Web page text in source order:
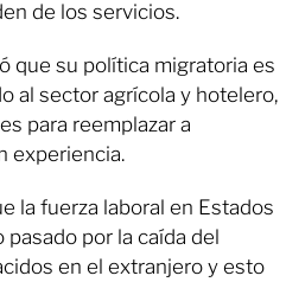
de los servicios.
que su política migratoria es
al sector agrícola y hotelero,
para reemplazar a
experiencia.
la fuerza laboral en Estados
por la caída del
en el extranjero y esto